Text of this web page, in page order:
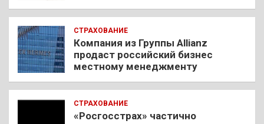
СТРАХОВАНИЕ
Компания из Группы Allianz
продаст российский бизнес
местному менеджменту
СТРАХОВАНИЕ
«Росгосстрах» частично